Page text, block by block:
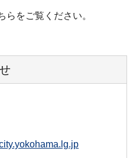
をご覧ください。